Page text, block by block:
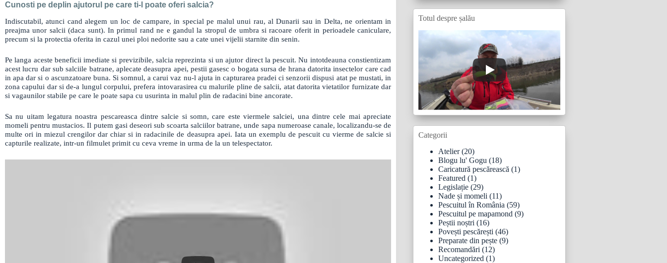
Cunosti pe deplin ajutorul pe care ti-l poate oferi salcia?
Indiscutabil, atunci cand alegem un loc de campare, in special pe malul unui rau, al Dunarii sau in Delta, ne orientam in
preajma unor salcii (daca sunt). In primul rand ne e gandul la stropul de umbra si racoare oferit in perioadele caniculare,
precum si la protectia oferita in cazul unei ploi nedorite sau a cate unei vijelii starnite din senin.
Pe langa aceste beneficii imediate si previzibile, salcia reprezinta si un ajutor direct la pescuit. Nu intotdeauna constientizam
acest lucru dar sub salciile batrane, aplecate deasupra apei, pestii gasesc o bogata sursa de hrana datorita insectelor care cad
in apa dar si o ascunzatoare buna. Si somnul, a carui vaz nu-l ajuta in capturarea pradei ci senzorii dispusi atat pe mustati, in
zona capului dar si de-a lungul corpului, prefera intovarasirea cu malurile pline de salcii, atat datorita vietatilor furnizate dar
si vagaunilor stabile pe care le poate sapa cu usurinta in malul plin de radacini bine ancorate.
Sa nu uitam legatura noastra pescareasca dintre salcie si somn, care este viermele salciei, una dintre cele mai apreciate
momeli pentru mustacios. Il putem gasi deseori sub scoarta salciilor batrane, unde sapa numeroase canale, localizandu-se de
multe ori in miezul crengilor dar chiar si in radacinile de deasupra apei. Iata un exemplu de pescuit cu vierme de salcie si
capturile realizate, intr-un filmulet primit cu ceva vreme in urma de la un telespectator.
Totul despre șalău
Categorii
Atelier(20)
Blogu lu' Gogu (18)
Caricatură pescărească (1)
Featured (1)
Legislație (29)
Nade și momeli (11)
Pescuitul în România (59)
Pescuitul pe mapamond (9)
Peștii noștri (16)
Povești pescărești (46)
Preparate din pește (9)
Recomandări (12)
Uncategorized (1)